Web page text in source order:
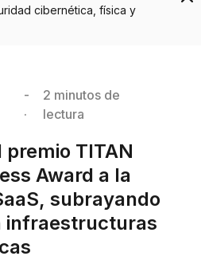
cibernética, física y
-
·
2 minutos de
lectura
TITAN
Award a la
subrayando
infraestructuras